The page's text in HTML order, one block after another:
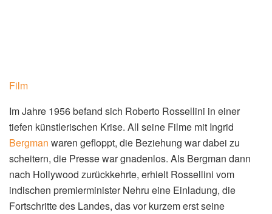
Film
Im Jahre 1956 befand sich Roberto Rossellini in einer
tiefen künstlerischen Krise. All seine Filme mit Ingrid
Bergman waren gefloppt, die Beziehung war dabei zu
scheitern, die Presse war gnadenlos. Als Bergman dann
nach Hollywood zurückkehrte, erhielt Rossellini vom
indischen premierminister Nehru eine Einladung, die
Fortschritte des Landes, das vor kurzem erst seine